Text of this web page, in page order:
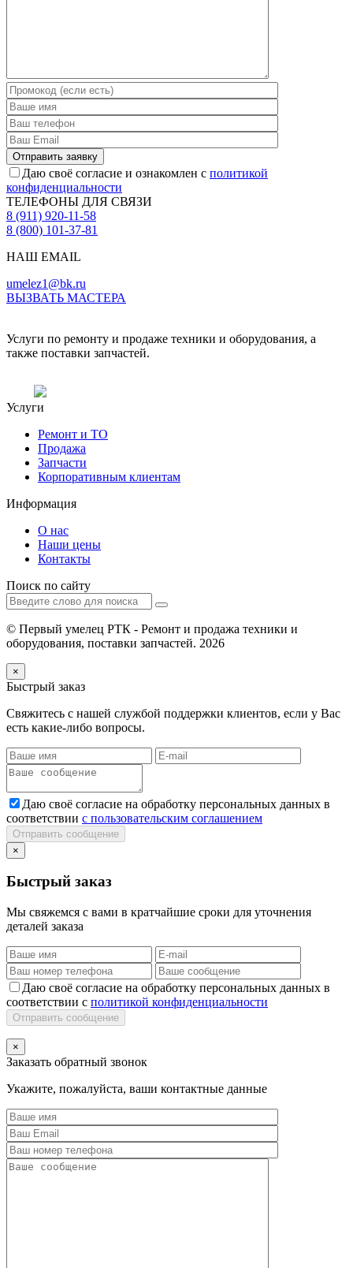
Даю своё согласие и ознакомлен с политикой
конфиденциальности
ТЕЛЕФОНЫ ДЛЯ СВЯЗИ
8 (911) 920-11-58
8 (800) 101-37-81
НАШ EMAIL
umelez1@bk.ru
ВЫЗВАТЬ МАСТЕРА
Услуги по ремонту и продаже техники и оборудования, а
также поставки запчастей.
Услуги
Ремонт и ТО
Продажа
Запчасти
Корпоративным клиентам
Информация
О нас
Наши цены
Контакты
Поиск по сайту
© Первый умелец РТК - Ремонт и продажа техники и
оборудования, поставки запчастей. 2026
×
Быстрый заказ
Свяжитесь с нашей службой поддержки клиентов, если у Вас
есть какие-либо вопросы.
Даю своё согласие на обработку персональных данных в
соответствии с пользовательским соглашением
Отправить сообщение
×
Быстрый заказ
Мы свяжемся с вами в кратчайшие сроки для уточнения
деталей заказа
Даю своё согласие на обработку персональных данных в
соответствии с политикой конфиденциальности
Отправить сообщение
×
Заказать обратный звонок
Укажите, пожалуйста, ваши контактные данные